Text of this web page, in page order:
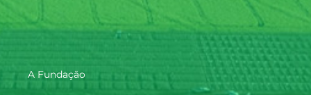
A Fundação